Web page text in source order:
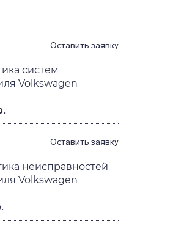
Оставить заявку
систем
Volkswagen
Оставить заявку
неисправностей
Volkswagen